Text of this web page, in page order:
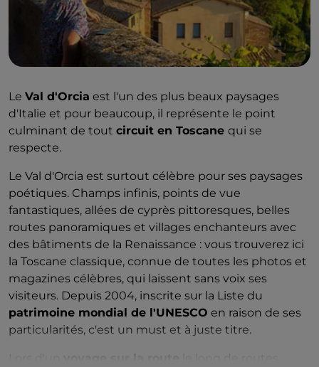
Le Val d'Orcia est l'un des plus beaux paysages
d'Italie et pour beaucoup, il représente le point
culminant de tout circuit en Toscane qui se
respecte.
Le Val d'Orcia est surtout célèbre pour ses paysages
poétiques. Champs infinis, points de vue
fantastiques, allées de cyprès pittoresques, belles
routes panoramiques et villages enchanteurs avec
des bâtiments de la Renaissance : vous trouverez ici
la Toscane classique, connue de toutes les photos et
magazines célèbres, qui laissent sans voix ses
visiteurs. Depuis 2004, inscrite sur la Liste du
patrimoine mondial de l'UNESCO en raison de ses
particularités, c'est un must et à juste titre.